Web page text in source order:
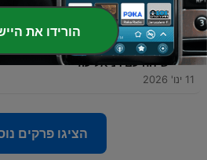
64
-
פרק 63 - הילד הפנימי לא
שיחה עם דניאל עוז
11 ינו' 2026
הציגו פרקים
הורידו את